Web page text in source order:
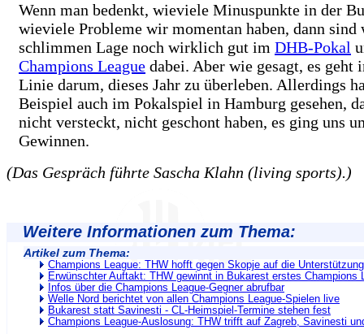
Wenn man bedenkt, wieviele Minuspunkte in der
wieviele Probleme wir momentan haben, dann
schlimmen Lage noch wirklich gut im DHB-Pokal
Champions League dabei. Aber wie gesagt, es geht
Linie darum, dieses Jahr zu überleben. Allerdings
Beispiel auch im Pokalspiel in Hamburg gesehen,
nicht versteckt, nicht geschont haben, es ging uns
Gewinnen.
(Das Gespräch führte Sascha Klahn (living sports).)
Weitere Informationen zum Thema:
Artikel zum Thema:
Champions League: THW hofft gegen Skopje auf die
Erwünschter Auftakt: THW gewinnt in Bukarest erstes Champions
Infos über die Champions League-Gegner abrufbar
Welle Nord berichtet von allen Champions League-Spielen live
Bukarest statt Savinesti - CL-Heimspiel-Termine stehen fest
Champions League-Auslosung: THW trifft auf Zagreb, Savinesti